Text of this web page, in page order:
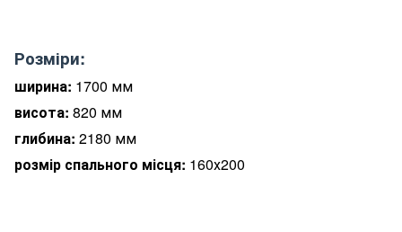
Розміри:
ширина: 1700 мм
висота: 820 мм
глибина: 2180 мм
розмір спального місця: 160х200